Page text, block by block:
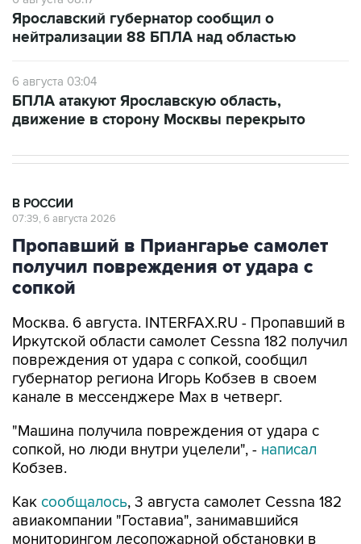
Ярославский губернатор сообщил о
нейтрализации 88 БПЛА над областью
6 августа 03:04
БПЛА атакуют Ярославскую область,
движение в сторону Москвы перекрыто
В РОССИИ
07:39, 6 августа 2026
Пропавший в Приангарье самолет
получил повреждения от удара с
сопкой
Москва. 6 августа. INTERFAX.RU - Пропавший в
Иркутской области самолет Cessna 182 получил
повреждения от удара с сопкой, сообщил
губернатор региона Игорь Кобзев в своем
канале в мессенджере Мах в четверг.
"Машина получила повреждения от удара с
сопкой, но люди внутри уцелели", - написал
Кобзев.
Как сообщалось, 3 августа самолет Cessna 182
авиакомпании "Гоставиа", занимавшийся
мониторингом лесопожарной обстановки в